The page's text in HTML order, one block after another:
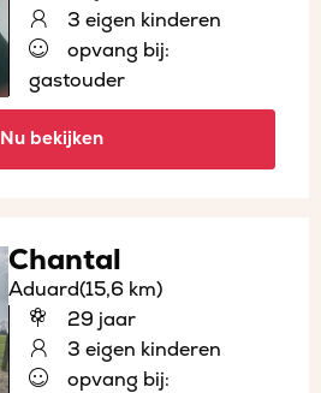
3 eigen kinderen
opvang bij:
gastouder
Nu bekijken
Chantal
Aduard(15,6 km)
29 jaar
3 eigen kinderen
opvang bij: